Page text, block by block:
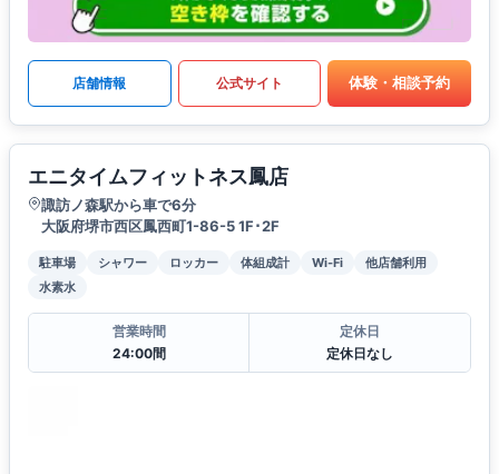
店舗情報 公式サイト 体験・相談予約
エニタイムフィットネス鳳店
諏訪ノ森駅から車で6分
大阪府堺市西区鳳西町1-86-5 1F･2F
駐車場 シャワー ロッカー 体組成計 Wi-Fi
他店舗利用
水素水
営業時間
24:00間
定休日
定休日なし